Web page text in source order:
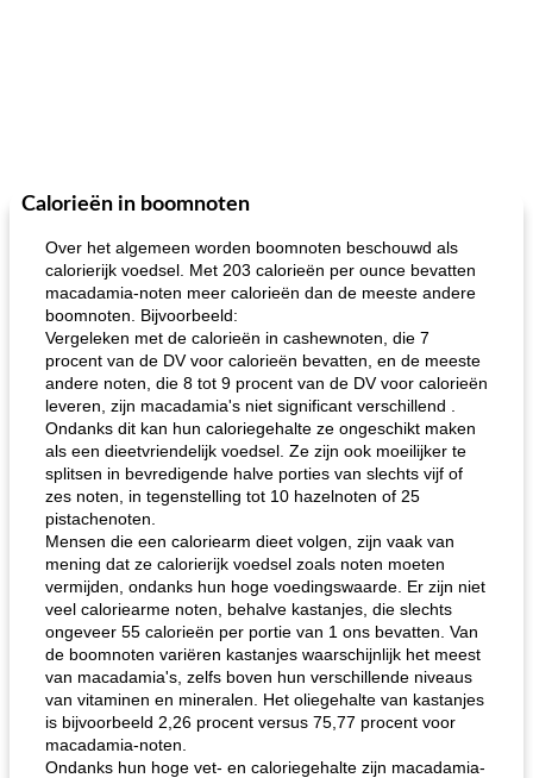
Calorieën in boomnoten
Over het algemeen worden boomnoten beschouwd als
calorierijk voedsel. Met 203 calorieën per ounce bevatten
macadamia-noten meer calorieën dan de meeste andere
boomnoten. Bijvoorbeeld:
Vergeleken met de calorieën in cashewnoten, die 7
procent van de DV voor calorieën bevatten, en de meeste
andere noten, die 8 tot 9 procent van de DV voor calorieën
leveren, zijn macadamia's niet significant verschillend .
Ondanks dit kan hun caloriegehalte ze ongeschikt maken
als een dieetvriendelijk voedsel. Ze zijn ook moeilijker te
splitsen in bevredigende halve porties van slechts vijf of
zes noten, in tegenstelling tot 10 hazelnoten of 25
pistachenoten.
Mensen die een caloriearm dieet volgen, zijn vaak van
mening dat ze calorierijk voedsel zoals noten moeten
vermijden, ondanks hun hoge voedingswaarde. Er zijn niet
veel caloriearme noten, behalve kastanjes, die slechts
ongeveer 55 calorieën per portie van 1 ons bevatten. Van
de boomnoten variëren kastanjes waarschijnlijk het meest
van macadamia's, zelfs boven hun verschillende niveaus
van vitaminen en mineralen. Het oliegehalte van kastanjes
is bijvoorbeeld 2,26 procent versus 75,77 procent voor
macadamia-noten.
Ondanks hun hoge vet- en caloriegehalte zijn macadamia-